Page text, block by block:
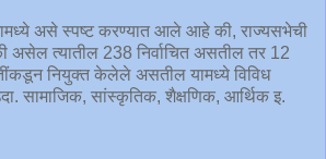
असे स्पष्ट करण्यात आले आहे की, राज्यसभेची
त्यातील 238 निर्वाचित असतील तर 12
नियुक्त केलेले असतील यामध्ये विविध
सामाजिक, सांस्कृतिक, शैक्षणिक, आर्थिक इ.